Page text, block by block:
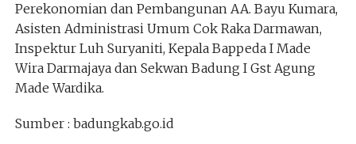
Perekonomian dan Pembangunan AA. Bayu Kumara,
Asisten Administrasi Umum Cok Raka Darmawan,
Inspektur Luh Suryaniti, Kepala Bappeda I Made
Wira Darmajaya dan Sekwan Badung I Gst Agung
Made Wardika.
Sumber : badungkab.go.id